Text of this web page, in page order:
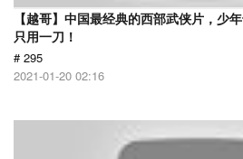
【越哥】中国最经典的西部武侠片，少
只用一刀！
# 295
2021-01-20 02:16